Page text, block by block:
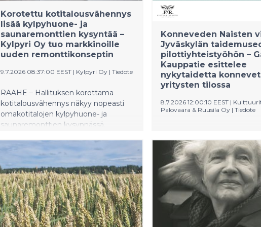
Korotettu kotitalousvähennys
lisää kylpyhuone- ja
saunaremonttien kysyntää –
Kylpyri Oy tuo markkinoille
uuden remonttikonseptin
9.7.2026 08:37:00 EEST | Kylpyri Oy | Tiedote
RAAHE – Hallituksen korottama
kotitalousvähennys näkyy nopeasti
omakotitalojen kylpyhuone- ja
saunaremonttien kysynnässä.
tarjouspyyntöjen ja yhteydenottojen
lisääntyneen selvästi, kun yhä
useampi suomalainen päättää
toteuttaa pitkään suunnitteilla olleen
märkätilaremontin. Kasvaneeseen
kysyntään vastatakseen Kylpyri Oy on
kehittänyt uuden kylpyhuone- ja
saunaremonttikonseptin, jossa
Konneveden Naisten
Jyväskylän
pilottiyhteistyöhön –
Kauppatie esittelee
nykytaidetta
yritysten tilossa
8.7.2026 12:00:10 EEST |
Palovaara & Ruusila Oy | Tiedote
heinäkuuta Konnevedelle
Galleria Kauppatie -
esittelee teoksia Jyväskylän
kaupungin taidekokoelmista
kutsuu kävijät tutustumaan
samanaikaisest
Konneveden Naisten
konnevetiseen